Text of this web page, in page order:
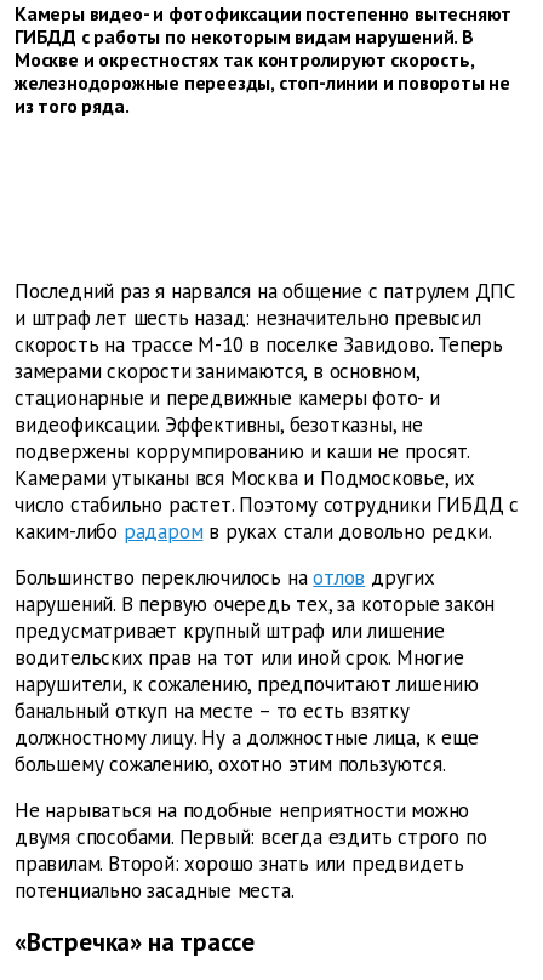
Камеры видео- и фотофиксации постепенно вытесняют
ГИБДД с работы по некоторым видам нарушений. В
Москве и окрестностях так контролируют скорость,
железнодорожные переезды, стоп-линии и повороты не
из того ряда.
Последний раз я нарвался на общение с патрулем ДПС
и штраф лет шесть назад: незначительно превысил
скорость на трассе М-10 в поселке Завидово. Теперь
замерами скорости занимаются, в основном,
стационарные и передвижные камеры фото- и
видеофиксации. Эффективны, безотказны, не
подвержены коррумпированию и каши не просят.
Камерами утыканы вся Москва и Подмосковье, их
число стабильно растет. Поэтому сотрудники ГИБДД с
каким-либо радаромв руках стали довольно редки.
Большинство переключилось на отлов других
нарушений. В первую очередь тех, за которые закон
предусматривает крупный штраф или лишение
водительских прав на тот или иной срок. Многие
нарушители, к сожалению, предпочитают лишению
банальный откуп на месте – то есть взятку
должностному лицу. Ну а должностные лица, к еще
большему сожалению, охотно этим пользуются.
Не нарываться на подобные неприятности можно
двумя способами. Первый: всегда ездить строго по
правилам. Второй: хорошо знать или предвидеть
потенциально засадные места.
«Встречка» на трассе